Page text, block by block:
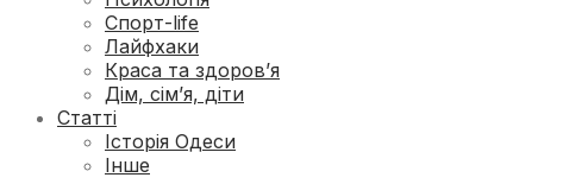
Спорт-life
Лайфхаки
Краса та здоров’я
Дім, сім’я, діти
Статті
Історія Одеси
Інше